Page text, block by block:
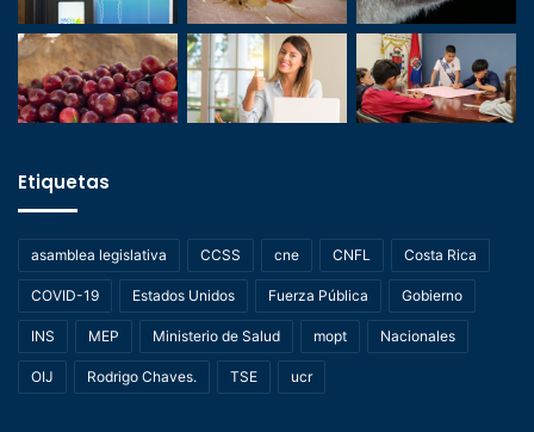
Etiquetas
asamblea legislativa CCSS cne CNFL Costa Rica
COVID-19 Estados Unidos Fuerza Pública Gobierno
INS MEP Ministerio de Salud mopt Nacionales
OIJ Rodrigo Chaves. TSE ucr